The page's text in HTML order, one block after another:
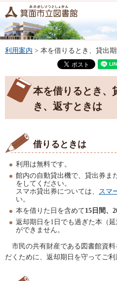
利用案内 > 本を借りるとき、貸出
本を借りるとき、
き、返すときは
借りるときは
利用は無料です。
館内の自動貸出機で、貸出券ま
をしてください。
スマホ貸出券については、
スマ
い。
本を借りた日を含めて15日間、
返却期日を1日でも過ぎた本（
ができません。
市民の共有財産である図書館資料
だくために、返却期日を守ってご利